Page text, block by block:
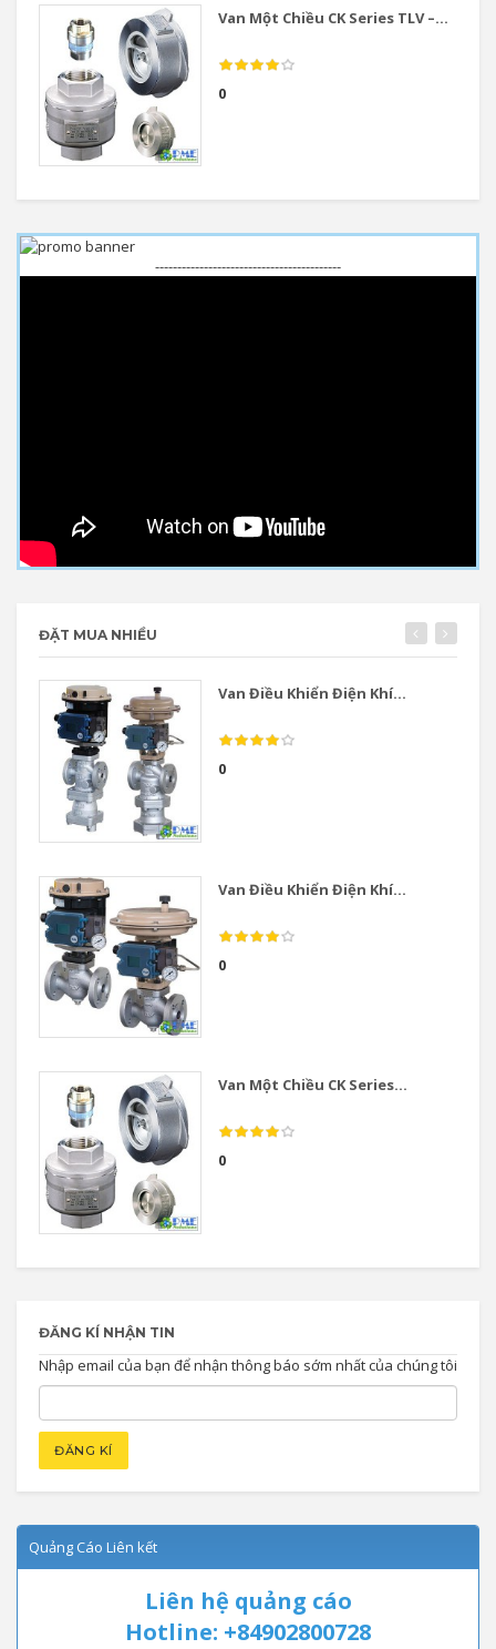
Van Một Chiều CK Series TLV –...
0
------------------------------------------
ĐẶT MUA NHIỀU
Van Điều Khiển Điện Khí...
0
Van Điều Khiển Điện Khí...
0
Van Một Chiều CK Series...
0
ĐĂNG KÍ NHẬN TIN
Nhập email của bạn để nhận thông báo sớm nhất của chúng tôi
Quảng Cáo Liên kết
Liên hệ quảng cáo
Hotline: +84902800728